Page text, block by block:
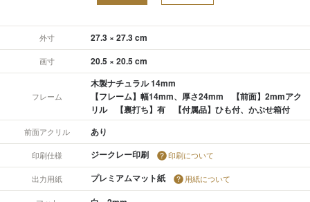
外寸 27.3 × 27.3 cm
画寸 20.5 × 20.5 cm
フレーム
木製ナチュラル 14mm
【フレーム】幅14mm、厚さ24mm 【前面】2mmアク
リル 【裏打ち】有 【付属品】ひも付、かぶせ箱付
前面アクリル あり
印刷仕様 ジークレー印刷 印刷について
出力用紙 プレミアムマット紙 用紙について